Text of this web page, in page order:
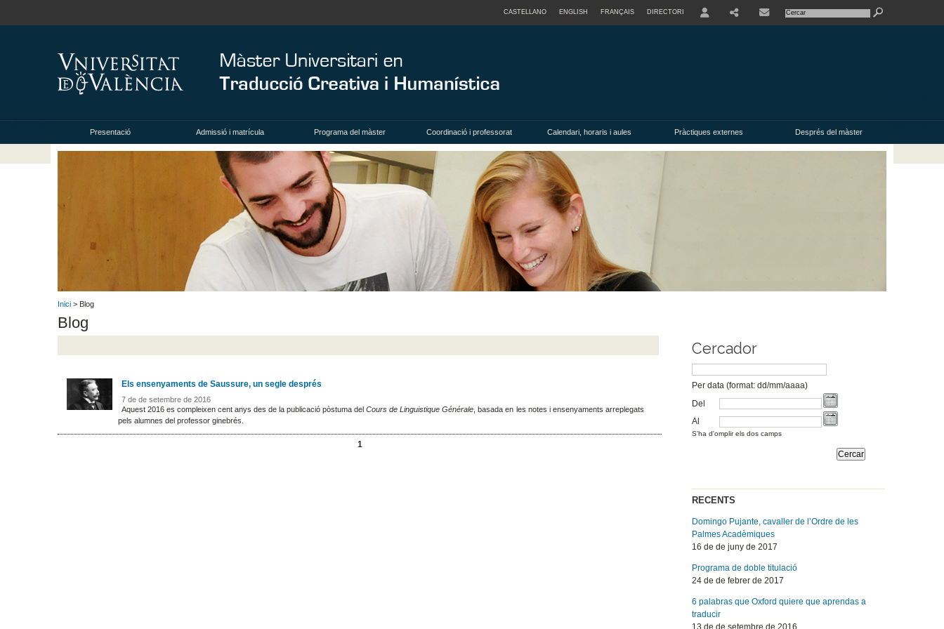
CASTELLANO ENGLISH FRANÇAIS DIRECTORI
Presentació Admissió i matrícula Programa del màster Coordinació i professorat Calendari, horaris i aules Pràctiques externes Després del màster
Inici > Blog
Blog
Els ensenyaments de Saussure, un segle després
7 de de setembre de 2016
Aquest 2016 es compleixen cent anys des de la publicació pòstuma delCours de Linguistique Générale, basada en les notes i ensenyaments arreplegats
pels alumnes del professor ginebrés.
1
Cercador
Per data (format: dd/mm/aaaa)
Del
Al
S'ha d'omplir els dos camps
RECENTS
Domingo Pujante, cavaller de l’Ordre de les
Palmes Acadèmiques
16 de de juny de 2017
Programa de doble titulació
24 de de febrer de 2017
6 palabras que Oxford quiere que aprendas a
traducir